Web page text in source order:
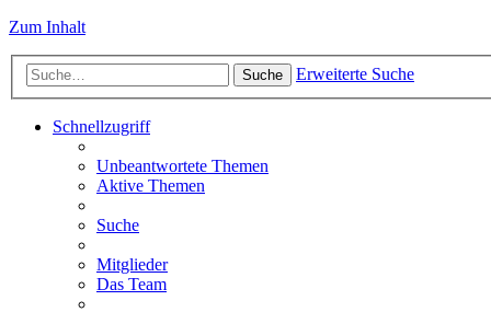
Zum Inhalt
Suche Erweiterte Suche
Schnellzugriff
Unbeantwortete Themen
Aktive Themen
Suche
Mitglieder
Das Team